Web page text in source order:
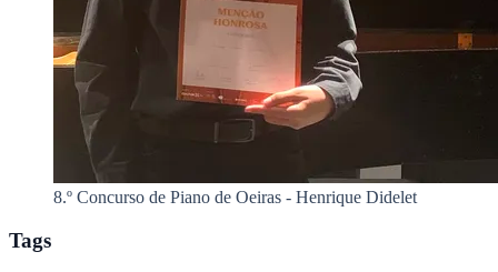
8.º Concurso de Piano de Oeiras - Henrique Didelet
Tags